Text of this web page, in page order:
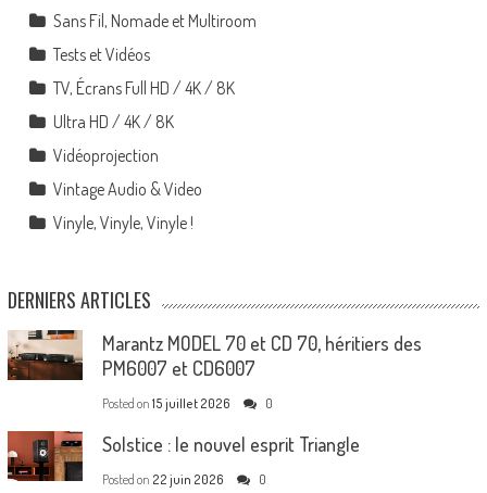
Sans Fil, Nomade et Multiroom
Tests et Vidéos
TV, Écrans Full HD / 4K / 8K
Ultra HD / 4K / 8K
Vidéoprojection
Vintage Audio & Video
Vinyle, Vinyle, Vinyle !
DERNIERS ARTICLES
Marantz MODEL 70 et CD 70, héritiers des
PM6007 et CD6007
Posted on 15 juillet 2026 0
Solstice : le nouvel esprit Triangle
Posted on 22 juin 2026 0